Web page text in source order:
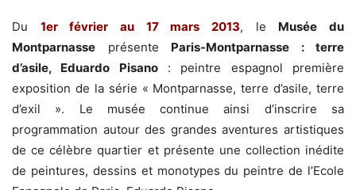
Du 1er février au 17 mars 2013, le Musée du
Montparnasse présente Paris-Montparnasse : terre
d’asile, Eduardo Pisano: peintre espagnol première
exposition de la série « Montparnasse, terre d’asile, terre
d’exil ». Le musée continue ainsi d’inscrire sa
programmation autour des grandes aventures artistiques
de ce célèbre quartier et présente une collection inédite
de peintures, dessins et monotypes du peintre de l’Ecole